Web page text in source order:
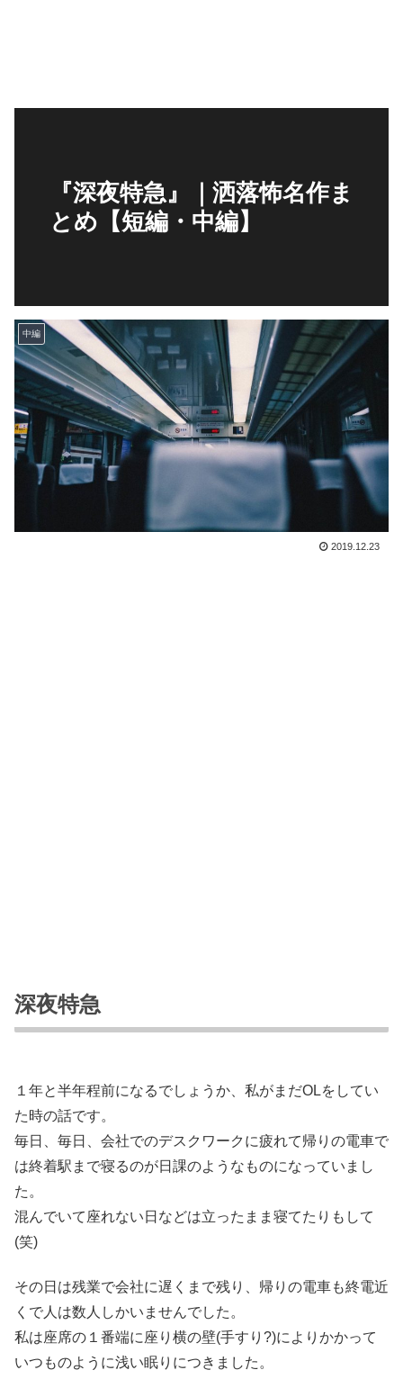
『深夜特急』｜洒落怖名作ま
とめ【短編・中編】
中編
2019.12.23
深夜特急
１年と半年程前になるでしょうか、私がまだOLをしてい
た時の話です。
毎日、毎日、会社でのデスクワークに疲れて帰りの電車で
は終着駅まで寝るのが日課のようなものになっていまし
た。
混んでいて座れない日などは立ったまま寝てたりもして
(笑)
その日は残業で会社に遅くまで残り、帰りの電車も終電近
くで人は数人しかいませんでした。
私は座席の１番端に座り横の壁(手すり?)によりかかって
いつものように浅い眠りにつきました。